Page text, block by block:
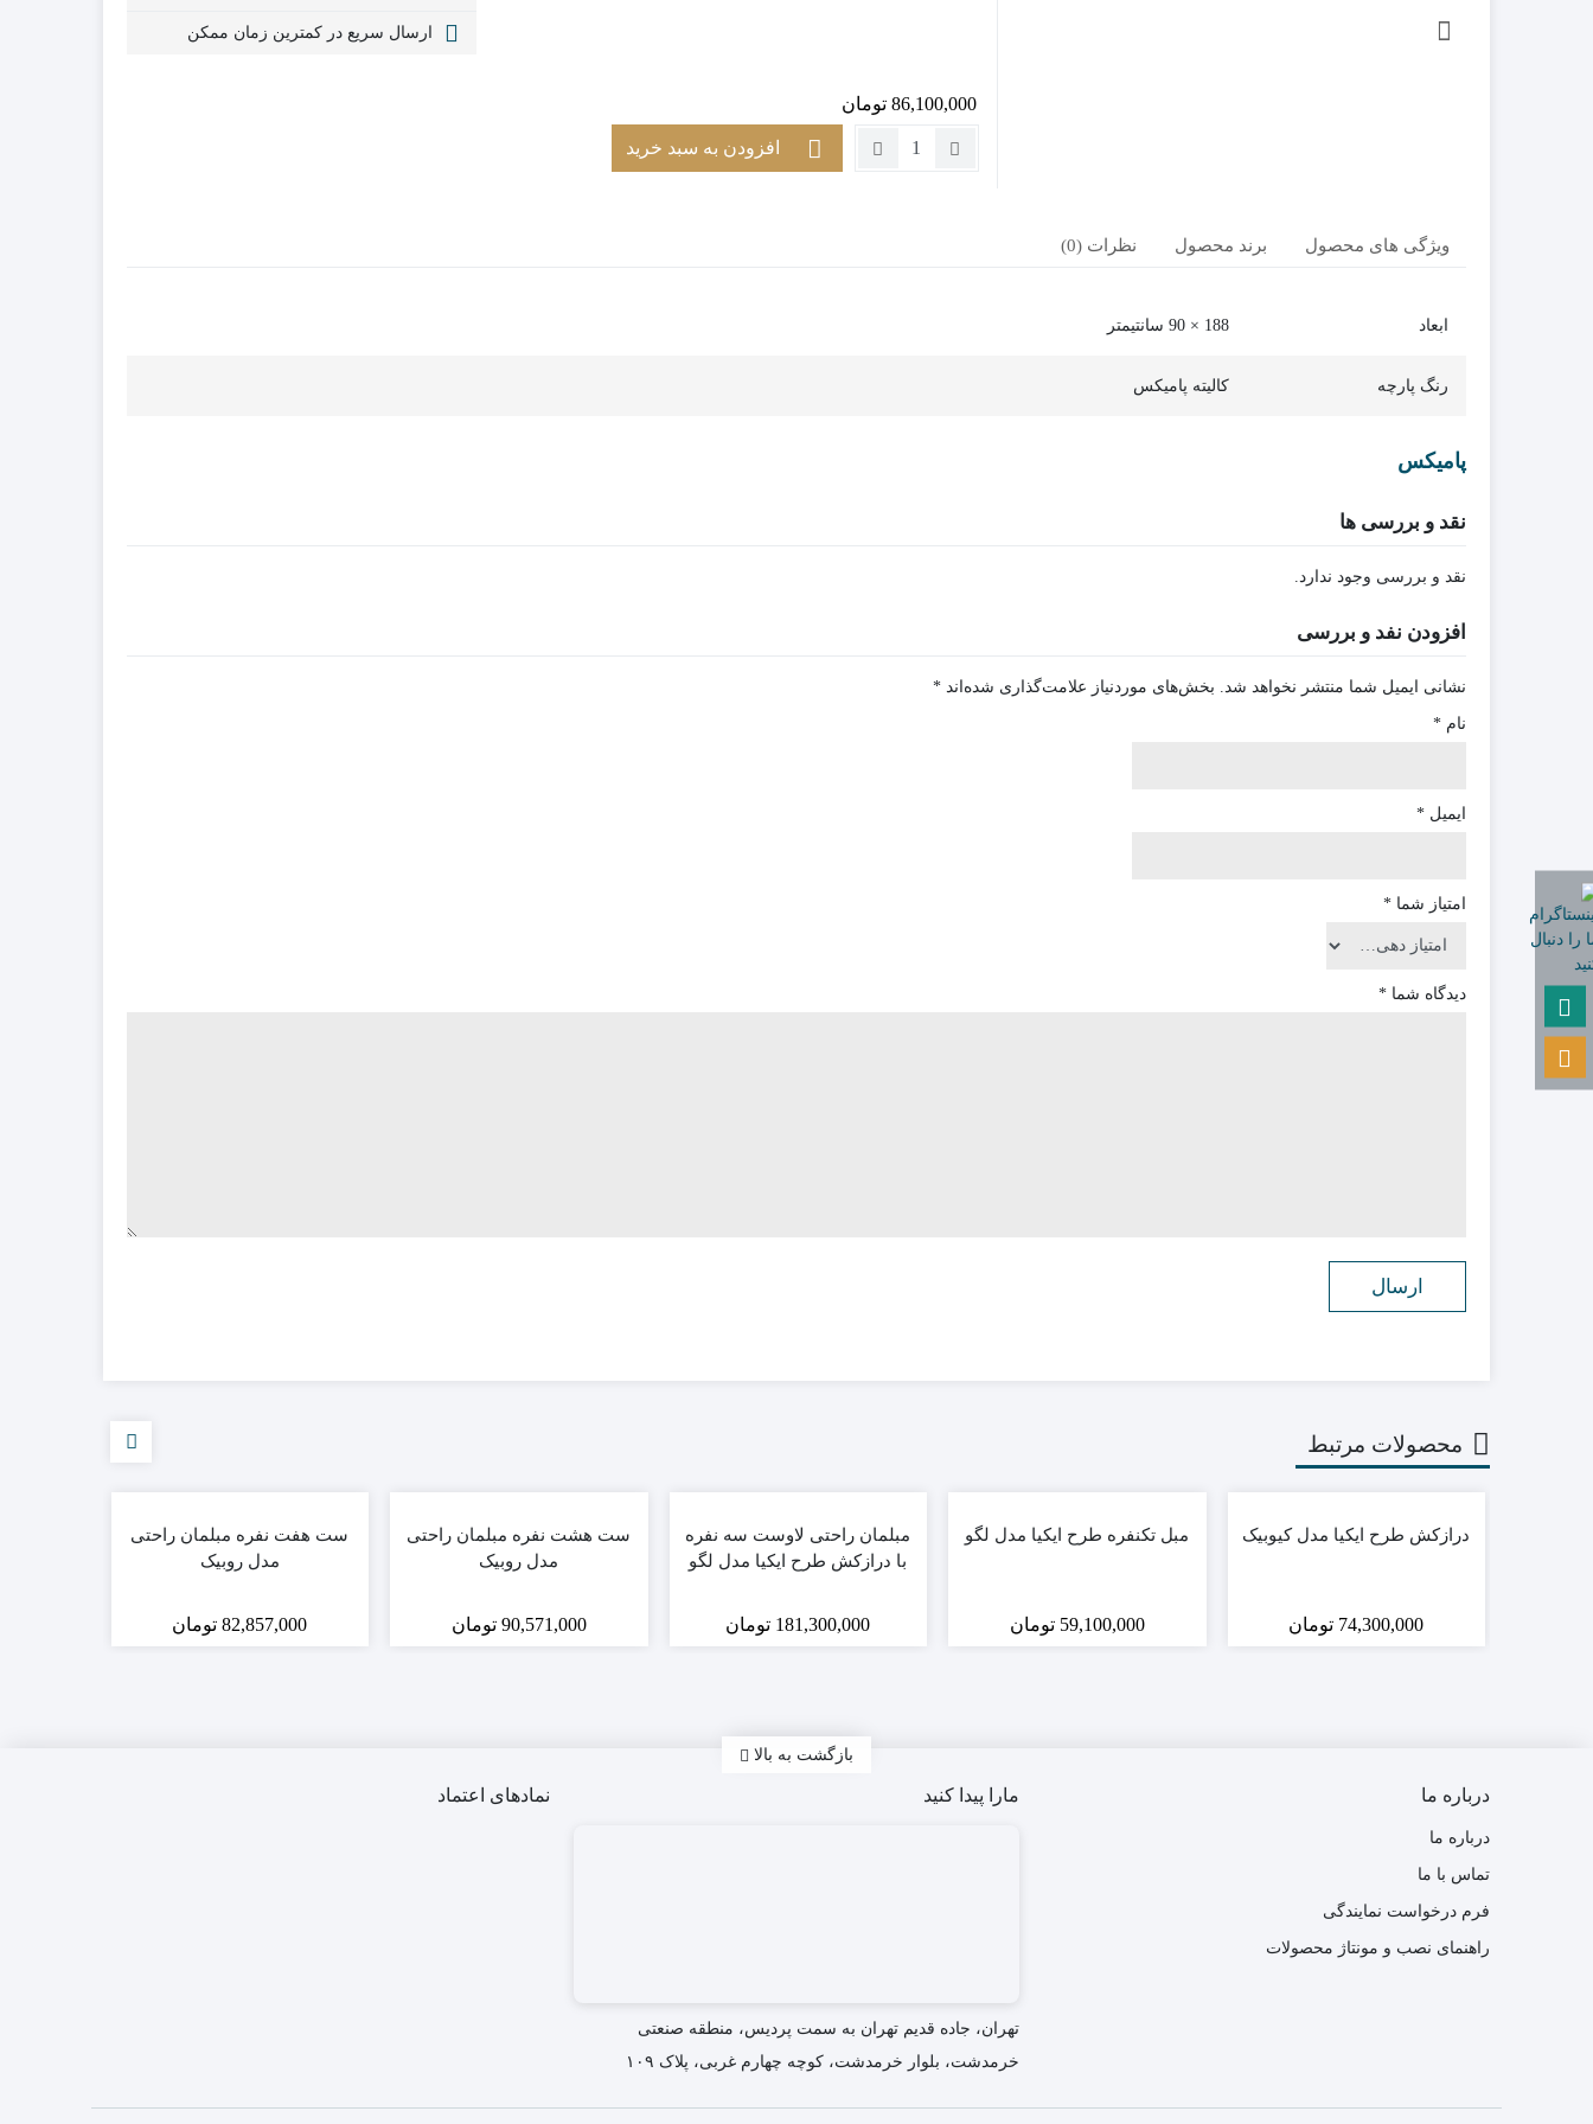
ارسال سریع در کمترین زمان ممکن
86,100,000 تومان
تعداد:
افزودن به سبد خرید
ویژگی های محصول برند محصول نظرات (0)
ابعاد 188 × 90 سانتیمتر
رنگ پارچه کالیته پامیکس
پامیکس
نقد و بررسی ها
نقد و بررسی وجود ندارد.
افزودن نفد و بررسی
نشانی ایمیل شما منتشر نخواهد شد. بخش‌های موردنیاز علامت‌گذاری شده‌اند *
نام *
ایمیل *
امتیاز شما *
دیدگاه شما *
محصولات مرتبط
درازکش طرح ایکیا مدل کیوبیک
74,300,000 تومان
مبل تکنفره طرح ایکیا مدل لگو
59,100,000 تومان
مبلمان راحتی لاوست سه نفره
با درازکش طرح ایکیا مدل لگو
181,300,000 تومان
ست هشت نفره مبلمان راحتی
مدل روبیک
90,571,000 تومان
ست هفت نفره مبلمان راحتی
مدل روبیک
82,857,000 تومان
بازگشت به بالا
درباره ما
درباره ما
تماس با ما
فرم درخواست نمایندگی
راهنمای نصب و مونتاژ محصولات
مارا پیدا کنید
تهران، جاده قدیم تهران به سمت پردیس، منطقه صنعتی
خرمدشت، بلوار خرمدشت، کوچه چهارم غربی، پلاک ۱۰۹
نمادهای اعتماد